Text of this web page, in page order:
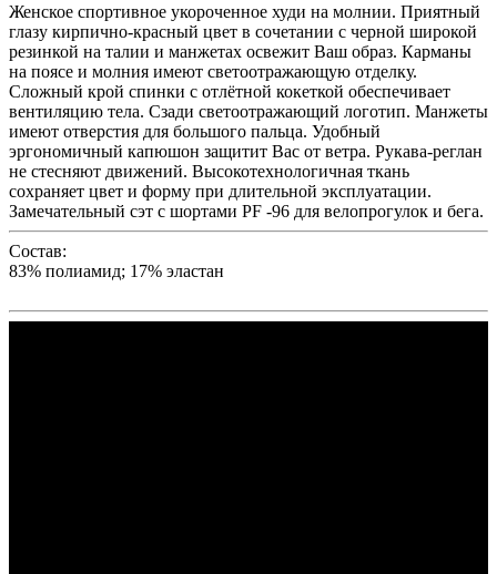
Женское спортивное укороченное худи на молнии. Приятный
глазу кирпично-красный цвет в сочетании с черной широкой
резинкой на талии и манжетах освежит Ваш образ. Карманы
на поясе и молния имеют светоотражающую отделку.
Сложный крой спинки с отлётной кокеткой обеспечивает
вентиляцию тела. Сзади светоотражающий логотип. Манжеты
имеют отверстия для большого пальца. Удобный
эргономичный капюшон защитит Вас от ветра. Рукава-реглан
не стесняют движений. Высокотехнологичная ткань
сохраняет цвет и форму при длительной эксплуатации.
Замечательный сэт с шортами PF -96 для велопрогулок и бега.
Состав:
83% полиамид; 17% эластан